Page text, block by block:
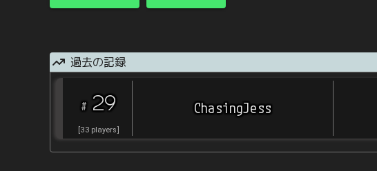
過去の記録
# 29
[33 players]
ChasingJess